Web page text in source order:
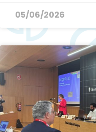
05/06/2026